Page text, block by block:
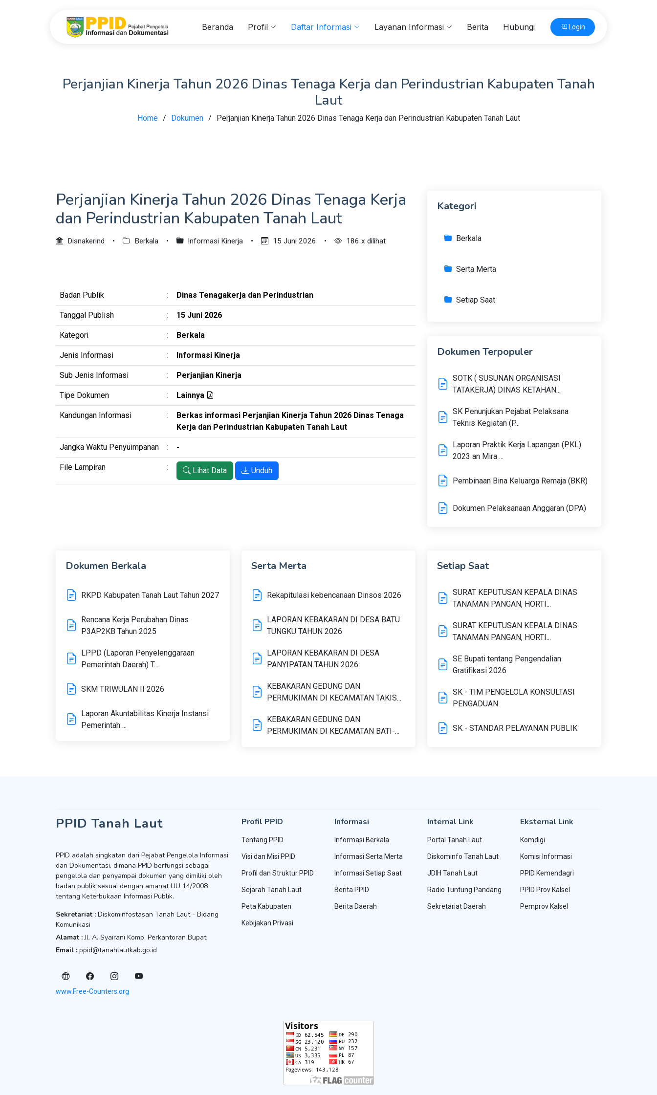
Beranda Profil Daftar Informasi Layanan Informasi Berita Hubungi Login
Perjanjian Kinerja Tahun 2026 Dinas Tenaga Kerja dan Perindustrian Kabupaten Tanah
Laut
Home Dokumen Perjanjian Kinerja Tahun 2026 Dinas Tenaga Kerja dan Perindustrian Kabupaten Tanah Laut
Perjanjian Kinerja Tahun 2026 Dinas Tenaga Kerja
dan Perindustrian Kabupaten Tanah Laut
Disnakerind • Berkala • Informasi Kinerja • 15 Juni 2026 • 186 x dilihat
Badan Publik : Dinas Tenagakerja dan Perindustrian
Tanggal Publish : 15 Juni 2026
Kategori : Berkala
Jenis Informasi : Informasi Kinerja
Sub Jenis Informasi : Perjanjian Kinerja
Tipe Dokumen : Lainnya
Kandungan Informasi :
Berkas informasi Perjanjian Kinerja Tahun 2026 Dinas Tenaga
Kerja dan Perindustrian Kabupaten Tanah Laut
Jangka Waktu Penyuimpanan : -
File Lampiran : Lihat Data Unduh
Kategori
Berkala
Serta Merta
Setiap Saat
Dokumen Terpopuler
SOTK ( SUSUNAN ORGANISASI
TATAKERJA) DINAS KETAHAN...
SK Penunjukan Pejabat Pelaksana
Teknis Kegiatan (P...
Laporan Praktik Kerja Lapangan (PKL)
2023 an Mira ...
Pembinaan Bina Keluarga Remaja (BKR)
Dokumen Pelaksanaan Anggaran (DPA)
Dokumen Berkala
RKPD Kabupaten Tanah Laut Tahun 2027
Rencana Kerja Perubahan Dinas
P3AP2KB Tahun 2025
LPPD (Laporan Penyelenggaraan
Pemerintah Daerah) T...
SKM TRIWULAN II 2026
Laporan Akuntabilitas Kinerja Instansi
Pemerintah ...
Serta Merta
Rekapitulasi kebencanaan Dinsos 2026
LAPORAN KEBAKARAN DI DESA BATU
TUNGKU TAHUN 2026
LAPORAN KEBAKARAN DI DESA
PANYIPATAN TAHUN 2026
KEBAKARAN GEDUNG DAN
PERMUKIMAN DI KECAMATAN TAKIS...
KEBAKARAN GEDUNG DAN
PERMUKIMAN DI KECAMATAN BATI-...
Setiap Saat
SURAT KEPUTUSAN KEPALA DINAS
TANAMAN PANGAN, HORTI...
SURAT KEPUTUSAN KEPALA DINAS
TANAMAN PANGAN, HORTI...
SE Bupati tentang Pengendalian
Gratifikasi 2026
SK - TIM PENGELOLA KONSULTASI
PENGADUAN
SK - STANDAR PELAYANAN PUBLIK
PPID Tanah Laut
PPID adalah singkatan dari Pejabat Pengelola Informasi
dan Dokumentasi, dimana PPID berfungsi sebagai
pengelola dan penyampai dokumen yang dimiliki oleh
badan publik sesuai dengan amanat UU 14/2008
tentang Keterbukaan Informasi Publik.
Sekretariat : Diskominfostasan Tanah Laut - Bidang
Komunikasi
Alamat : Jl. A. Syairani Komp. Perkantoran Bupati
Email : ppid@tanahlautkab.go.id
www.Free-Counters.org
Profil PPID
Tentang PPID
Visi dan Misi PPID
Profil dan Struktur PPID
Sejarah Tanah Laut
Peta Kabupaten
Kebijakan Privasi
Informasi
Informasi Berkala
Informasi Serta Merta
Informasi Setiap Saat
Berita PPID
Berita Daerah
Internal Link
Portal Tanah Laut
Diskominfo Tanah Laut
JDIH Tanah Laut
Radio Tuntung Pandang
Sekretariat Daerah
Eksternal Link
Komdigi
Komisi Informasi
PPID Kemendagri
PPID Prov Kalsel
Pemprov Kalsel